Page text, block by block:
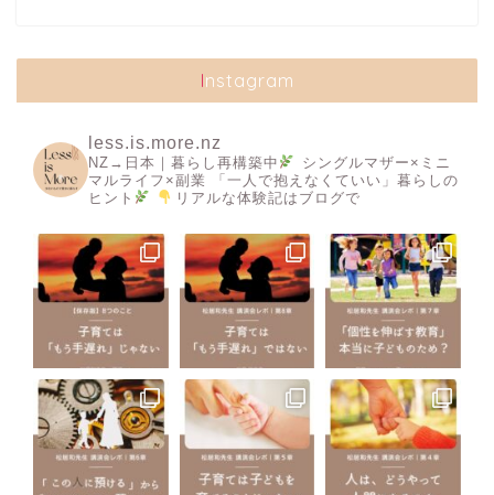
Instagram
less.is.more.nz
NZ→日本｜暮らし再構築中
シングルマザー×ミニ
マルライフ×副業
「一人で抱えなくていい」暮らしの
ヒント
リアルな体験記はブログで